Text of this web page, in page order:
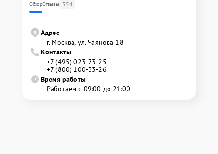
ОбзорОтзывы 354
Адрес
г. Москва, ул. Чаянова 18
Контакты
+7 (495) 023-73-25
+7 (800) 100-33-26
Время работы
Работаем с 09:00 до 21:00